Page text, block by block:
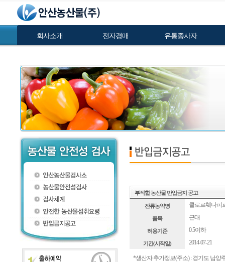
회사소개 전자경매 유통종사자
부적합 농산물 반입금지 공고
잔류농약명 클로르훼나피
품목 근대
허용기준 0.5이하
기간(시작일) 2014-07-21
*생산자 추가정보(주소) : 경기도 남양